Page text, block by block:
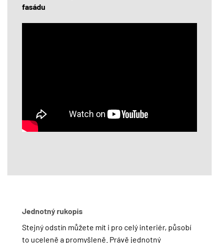
fasádu
Jednotný rukopis
Stejný odstín můžete mít i pro celý interiér, působí
to uceleně a promyšleně. Právě jednotný